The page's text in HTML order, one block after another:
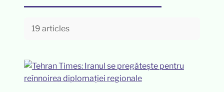
19 articles